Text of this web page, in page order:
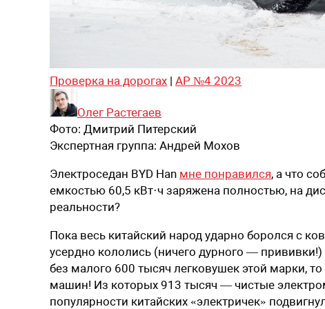
Проверка на дорогах | АР №4 2023
Олег Растегаев
Фото: Дмитрий Питерский
Экспертная группа: Андрей Мохов
Электроседан BYD Han мне понравился, а что
емкостью 60,5 кВт·ч заряжена полностью, на
реальности?
Пока весь китайский народ ударно боролся с
усердно кололись (ничего дурного —
без малого 600 тысяч легковушек этой марки,
машин! Из которых 913 тысяч — чистые
популярности китайских «электричек»